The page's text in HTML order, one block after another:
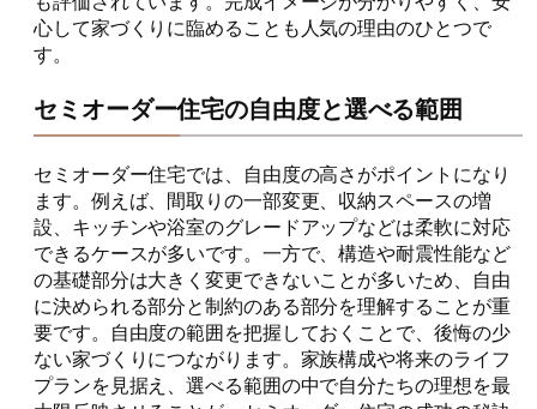
心して家づくりに臨めることも人気の理由のひとつで
す。
セミオーダー住宅の自由度と選べる範囲
セミオーダー住宅では、自由度の高さがポイントになり
ます。例えば、間取りの一部変更、収納スペースの増
設、キッチンや浴室のグレードアップなどは柔軟に対応
できるケースが多いです。一方で、構造や耐震性能など
の基礎部分は大きく変更できないことが多いため、自由
に決められる部分と制約のある部分を理解することが重
要です。自由度の範囲を把握しておくことで、後悔の少
ない家づくりにつながります。家族構成や将来のライフ
プランを見据え、選べる範囲の中で自分たちの理想を最